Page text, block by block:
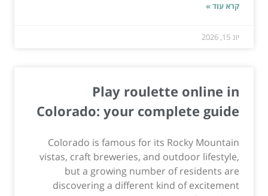
קרא עוד »
יונ 15, 2026
Play roulette online in
Colorado: your complete guide
Colorado is famous for its Rocky Mountain
vistas, craft breweries, and outdoor lifestyle,
but a growing number of residents are
discovering a different kind of excitement